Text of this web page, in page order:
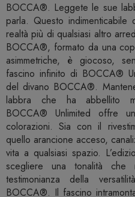
BOCCA®. Leggete le sue
parla. Questo indimenticabile
realtà più di qualsiasi altro
BOCCA®, formato da una
asimmetriche, è giocoso,
fascino infinito di BOCCA®
del divano BOCCA®.
labbra che ha abbellito
BOCCA® Unlimited offre
colorazioni. Sia con il
quello arancione acceso,
vita a qualsiasi spazio.
scegliere una tonalità
testimonianza della
BOCCA®. Il fascino